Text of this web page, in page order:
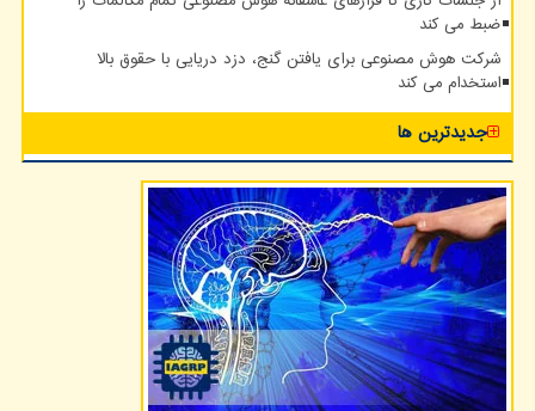
ضبط می کند
شرکت هوش مصنوعی برای یافتن گنج، دزد دریایی با حقوق بالا
استخدام می کند
جدیدترین ها